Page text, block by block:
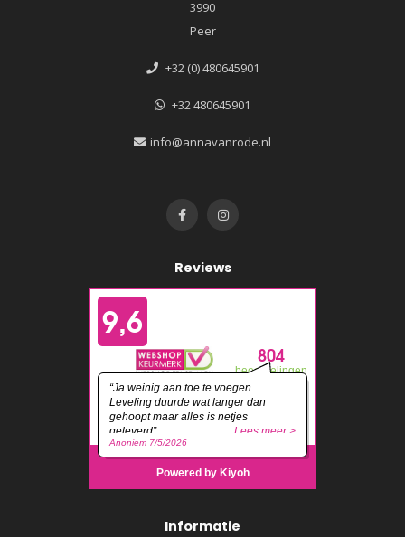
3990
Peer
+32 (0) 480645901
+32 480645901
info@annavanrode.nl
Reviews
Informatie